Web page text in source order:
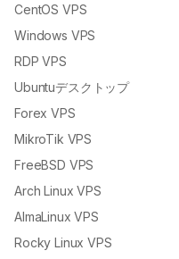
CentOS VPS
Windows VPS
RDP VPS
Ubuntuデスクトップ
Forex VPS
MikroTik VPS
FreeBSD VPS
Arch Linux VPS
AlmaLinux VPS
Rocky Linux VPS